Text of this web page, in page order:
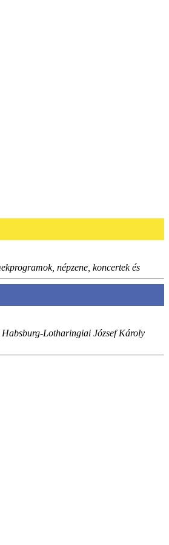
népzene, koncertek és
Habsburg-Lotharingiai József Károly